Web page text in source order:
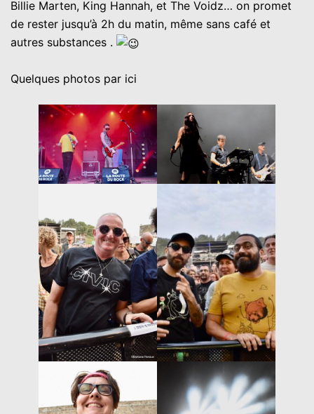
Billie Marten, King Hannah, et The Voidz… on promet
de rester jusqu’à 2h du matin, même sans café et
autres substances .
Quelques photos par ici